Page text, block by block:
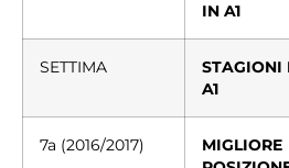
IN A1
SETTIMA
STAGIONI
A1
7a (2016/2017)
MIGLIORE